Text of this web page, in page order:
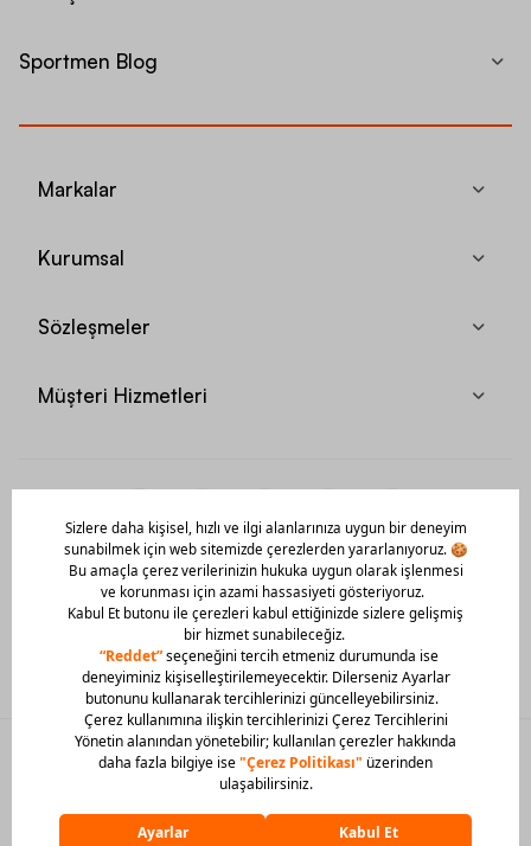
Sportmen Blog
Markalar
Kurumsal
Sözleşmeler
Müşteri Hizmetleri
Mobil Uygulamamızı Hemen İndir!
© 2026 Barcin Tüm Hakları Saklıdır